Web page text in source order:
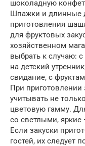
шоколадную
Шпажки и длинные
приготовления
для фруктовых
хозяйственном
выбрать к случаю:
на детский
свидание, с
При приготовлении
учитывать не
цветовую гамму.
со светлыми,
Если закуски
гостей, их следует